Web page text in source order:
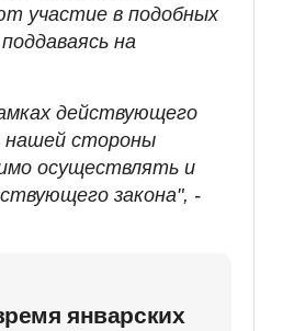
участие в подобных
на
действующего
нашей стороны
осуществлять и
закона", -
январских